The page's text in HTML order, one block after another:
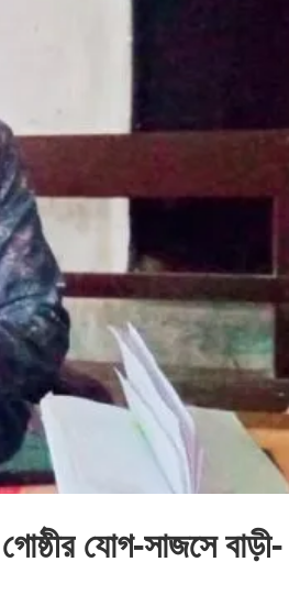
যোগ-সাজসে বাড়ী-